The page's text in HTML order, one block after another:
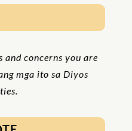
and concerns you are
mga ito sa Diyos